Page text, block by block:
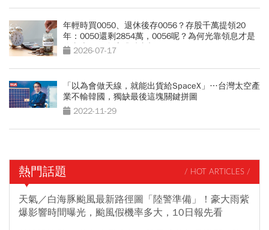
年輕時買0050、退休後存0056？存股千萬提領20
年：0050還剩2854萬，0056呢？為何光靠領息才是
吃老本…現金流殘酷真相
2026-07-17
「以為會做天線，就能出貨給SpaceX」…台灣太空產
業不輸韓國，獨缺最後這塊關鍵拼圖
2022-11-29
熱門話題 / HOT ARTICLES /
天氣／白海豚颱風最新路徑圖「陸警準備」！豪大雨紫
爆影響時間曝光，颱風假機率多大，10日報先看